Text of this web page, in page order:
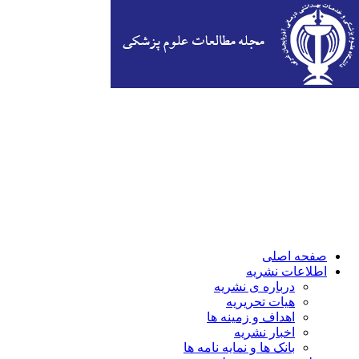
صفحه اصلی
اطلاعات نشریه
درباره ی نشریه
هیات تحریریه
اهداف و زمینه ها
اخبار نشریه
بانک ها و نمایه نامه ها